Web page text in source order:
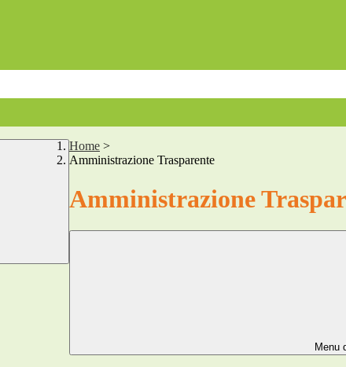
Home >
Amministrazione Trasparente
Amministrazione
Menu